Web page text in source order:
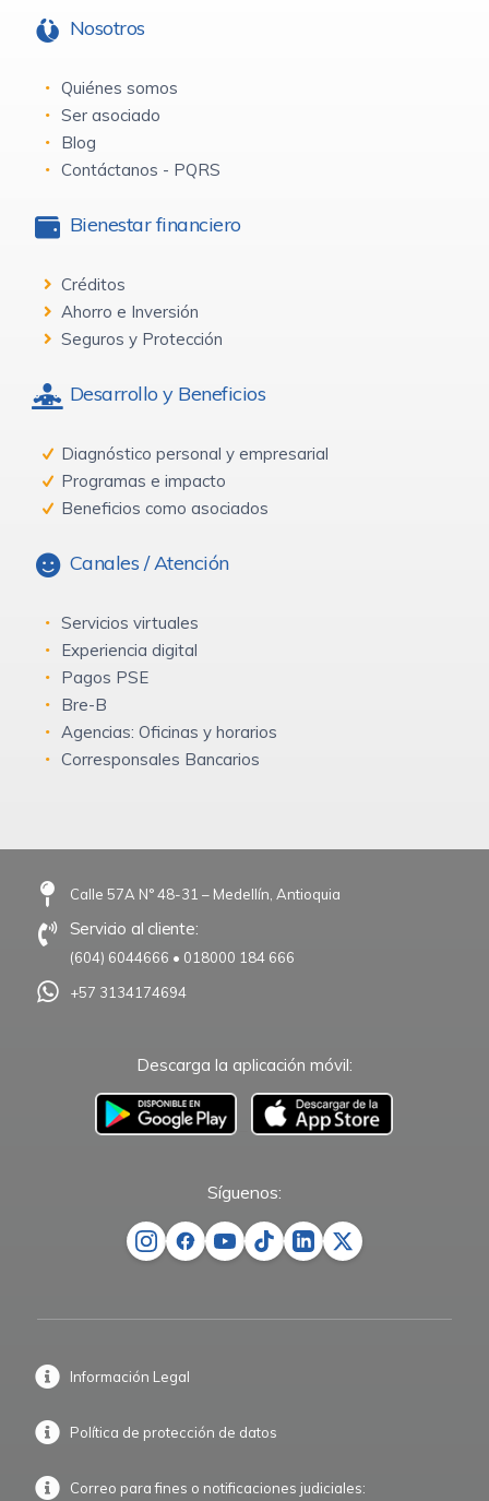
Nosotros
Quiénes somos
Ser asociado
Blog
Contáctanos - PQRS
Bienestar financiero
Créditos
Ahorro e Inversión
Seguros y Protección
Desarrollo y Beneficios
Diagnóstico personal y empresarial
Programas e impacto
Beneficios como asociados
Canales / Atención
Servicios virtuales
Experiencia digital
Pagos PSE
Bre-B
Agencias: Oficinas y horarios
Corresponsales Bancarios
Calle 57A N° 48-31 – Medellín, Antioquia
Servicio al cliente:
(604) 6044666 • 018000 184 666
+57 3134174694
Descarga la aplicación móvil:
–
Síguenos:
Información Legal
Política de protección de datos
Correo para fines o notificaciones judiciales: